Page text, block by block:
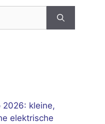
2026: kleine,
elektrische